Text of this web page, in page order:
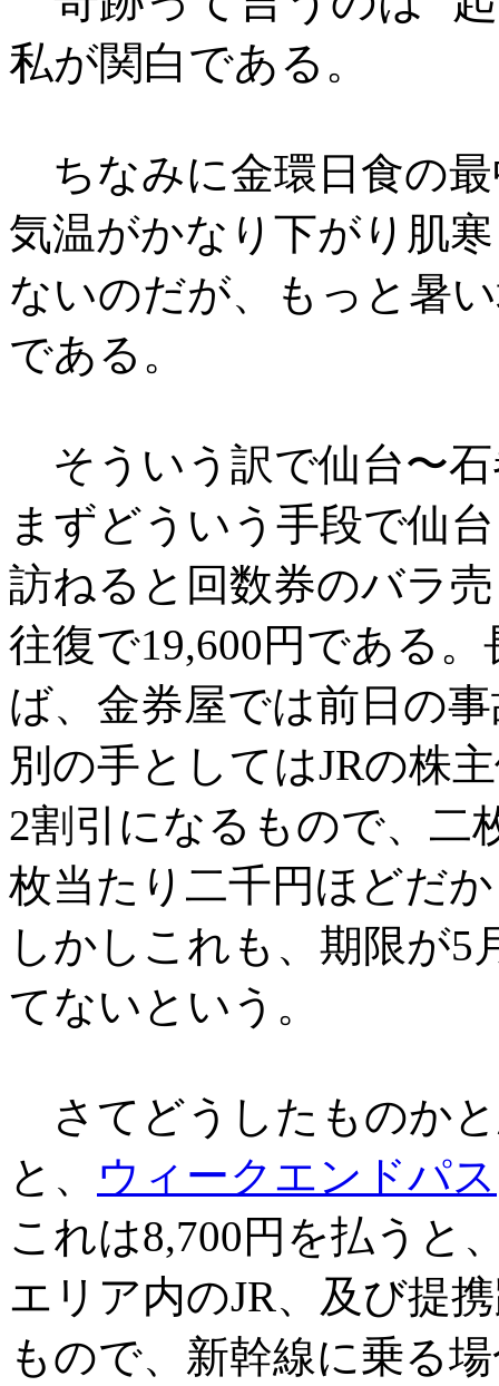
私が関白である 。
ちなみに金環日食の
気温がかなり下がり肌
ないのだが、もっと暑
である。
そういう訳で仙台〜
まずどういう手段で仙
訪ねると回数券のバラ
往復で19,600円である
ば、金券屋では前日の
別の手としてはJRの株
2割引になるもので、二
枚当たり二千円ほどだ
しかしこれも、期限が5
てないという。
さてどうしたものか
と、 ウィークエンドパス
これは8,700円を払うと
エリア内のJR、及び提
もので、新幹線に乗る